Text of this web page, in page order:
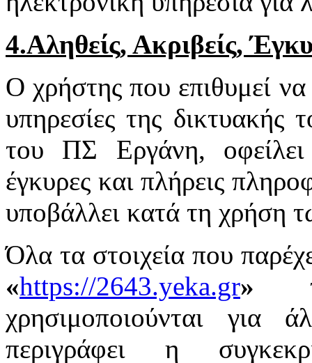
4.Αληθείς, Ακριβείς,
Ο χρήστης που επιθυμεί να
υπηρεσίες της δικτυακής
του ΠΣ Εργάνη, οφείλει
έγκυρες και πλήρεις
υποβάλλει κατά τη χρήση
Όλα τα στοιχεία που
«https://2643.yeka.gr»
χρησιμοποιούνται
περιγράφει η